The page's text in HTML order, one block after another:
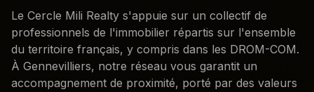
Le Cercle Mili Realty s'appuie sur un collectif de
professionnels de l'immobilier répartis sur l'ensemble
du territoire français, y compris dans les DROM-COM.
À Gennevilliers, notre réseau vous garantit un
accompagnement de proximité, porté par des valeurs